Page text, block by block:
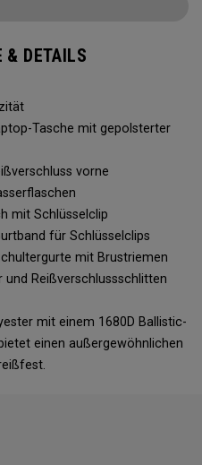
& DETAILS
Tasche mit gepolsterter
vorne
mit Schlüsselclip
für Schlüsselclips
mit Brustriemen
und Reißverschlussschlitten
mit einem 1680D Ballistic-
einen außergewöhnlichen